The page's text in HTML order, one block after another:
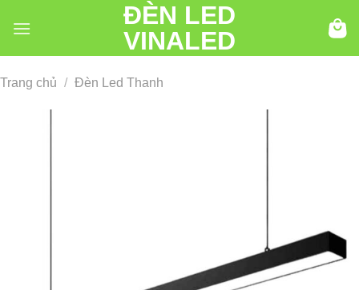
đến
ĐÈN LED
VINALED
Trang chủ / Đèn Led Thanh